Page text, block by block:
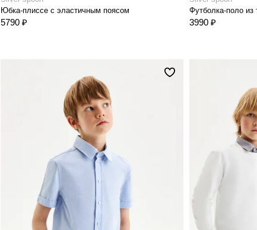
Юбка-плиссе с эластичным поясом
5790 ₽
Футболка-поло из
3990 ₽